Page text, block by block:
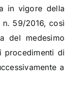
in vigore della
n. 59/2016, così
del medesimo
procedimenti di
a